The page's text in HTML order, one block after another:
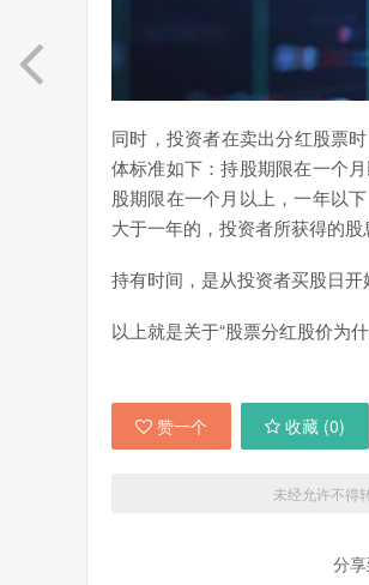
同时，投资者在卖出分红股票
体标准如下：持股期限在一个
股期限在一个月以上，一年以
大于一年的，投资者所获得的股
持有时间，是从投资者买股日开
以上就是关于“股票分红股价为
赞一个 收藏 (0)
未经允许不得
分享